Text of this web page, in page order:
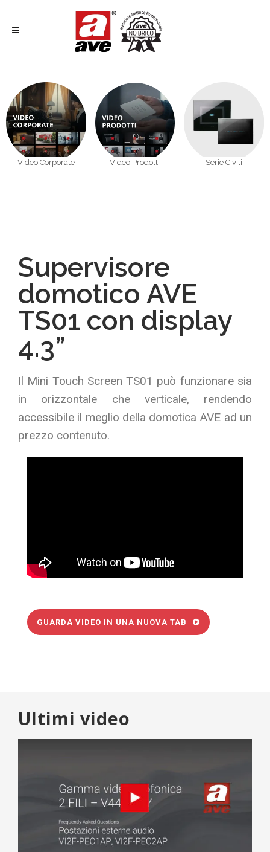
Video Corporate Video Prodotti Serie Civili
Supervisore
domotico AVE
TS01 con display
4.3”
Il Mini Touch Screen TS01 può funzionare sia
in orizzontale che verticale, rendendo
accessibile il meglio della domotica AVE ad un
prezzo contenuto.
GUARDA VIDEO IN UNA NUOVA TAB
Ultimi video